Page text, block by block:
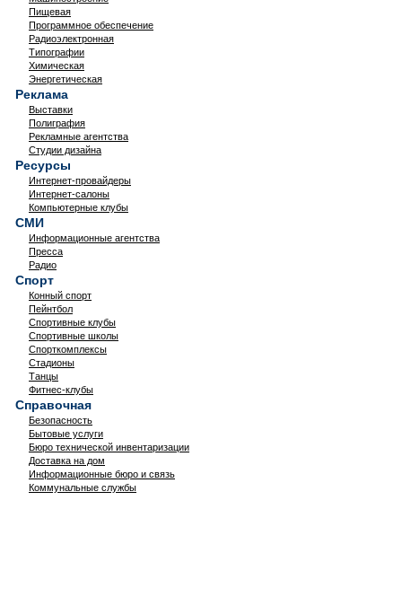
Пищевая
Программное обеспечение
Радиоэлектронная
Типографии
Химическая
Энергетическая
Реклама
Выставки
Полиграфия
Рекламные агентства
Студии дизайна
Ресурсы
Интернет-провайдеры
Интернет-салоны
Компьютерные клубы
СМИ
Информационные агентства
Пресса
Радио
Спорт
Конный спорт
Пейнтбол
Спортивные клубы
Спортивные школы
Спорткомплексы
Стадионы
Танцы
Фитнес-клубы
Справочная
Безопасность
Бытовые услуги
Бюро технической инвентаризации
Доставка на дом
Информационные бюро и связь
Коммунальные службы